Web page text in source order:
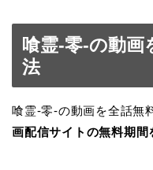
喰霊-零-の動画
法
喰霊-零-の動画を全話無
画配信サイトの無料期間